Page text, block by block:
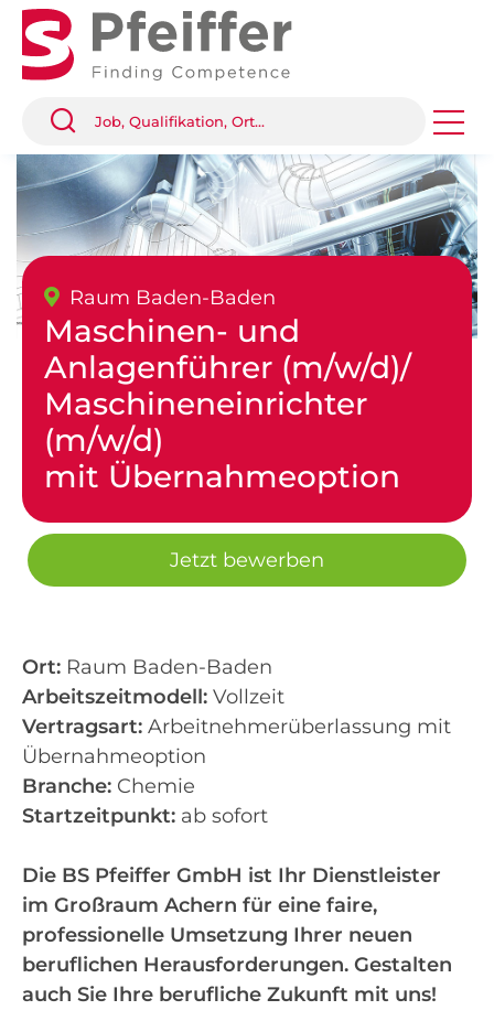
Raum Baden-Baden
Maschinen- und
Anlagenführer (m/w/d)/
Maschineneinrichter
(m/w/d)
mit Übernahmeoption
Jetzt bewerben
Ort: Raum Baden-Baden
Arbeitszeitmodell: Vollzeit
Vertragsart: Arbeitnehmerüberlassung mit
Übernahmeoption
Branche: Chemie
Startzeitpunkt: ab sofort
Die BS Pfeiffer GmbH ist Ihr Dienstleister
im Großraum Achern für eine faire,
professionelle Umsetzung Ihrer neuen
beruflichen Herausforderungen. Gestalten
auch Sie Ihre berufliche Zukunft mit uns!